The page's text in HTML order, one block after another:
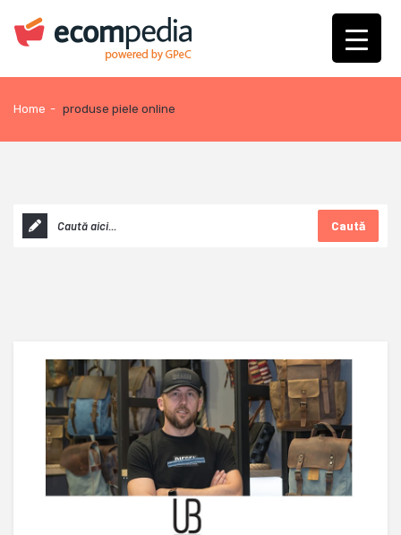
Home - produse piele online
Caută